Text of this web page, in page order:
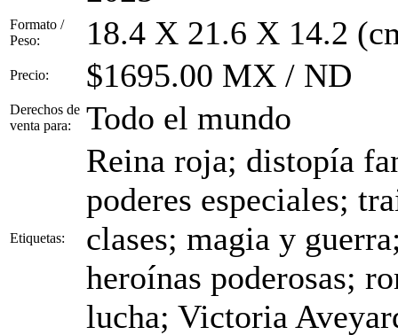
Formato /
Peso:
18.4 X 21.6 X 14.2
Precio: $1695.00 MX / ND
Derechos de
venta para:
Todo el mundo
Etiquetas:
Reina roja; distopía
poderes especiales;
clases; magia y
heroínas poderosas;
lucha; Victoria